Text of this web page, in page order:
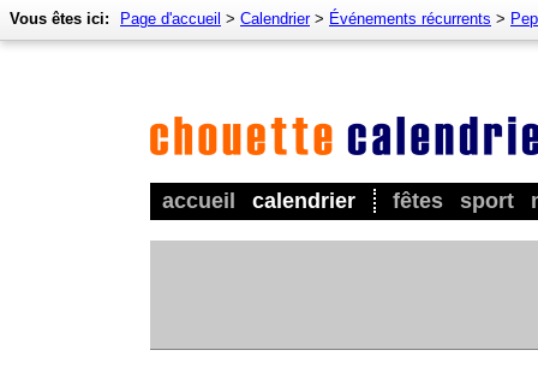
accueil calendrier fêtes sport
Vous êtes ici: Page d'accueil > Calendrier> Événements récurrents >